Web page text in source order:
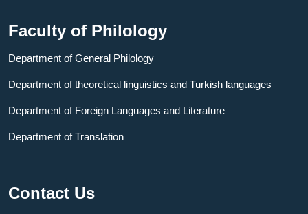
Faculty of Philology
Department of General Philology
Department of theoretical linguistics and Turkish languages
Department of Foreign Languages ​​and Literature
Department of Translation
Contact Us